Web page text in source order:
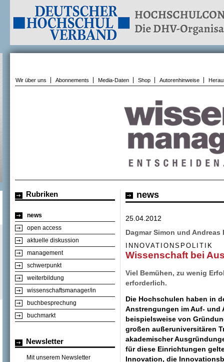
Wir über uns Abonnements Media-Daten Shop Autorenhinweise
Rubriken
news
open access
aktuelle diskussion
management
schwerpunkt
weiterbildung
wissenschaftsmanager/in
buchbesprechung
buchmarkt
Newsletter
Mit unserem Newsletter
news
25.04.2012
Dagmar Simon und Andreas
INNOVATIONSPOLITIK
Wissenschaft bei
Viel Bemühen, zu wenig
erforderlich.
Die Hochschulen haben in
Anstrengungen im Auf- und
beispielsweise von
großen außeruniversitären
akademischer
für diese Einrichtungen
Innovation, die